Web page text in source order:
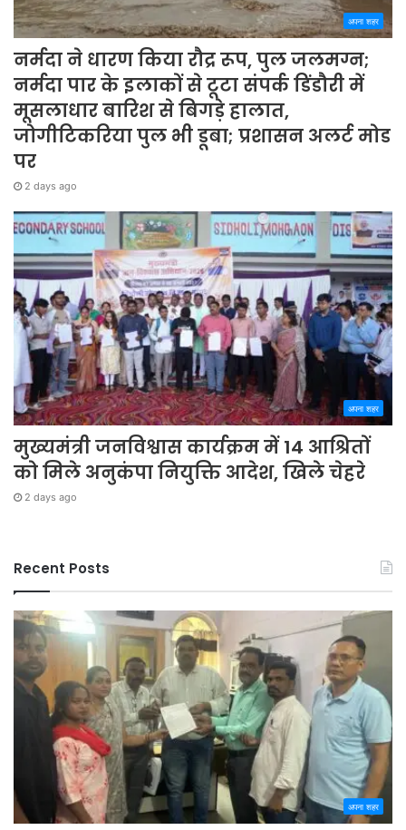
अपना शहर
नर्मदा ने धारण किया रौद्र रूप, पुल जलमग्न;
नर्मदा पार के इलाकों से टूटा संपर्क डिंडौरी में
मूसलाधार बारिश से बिगड़े हालात,
जोगीटिकरिया पुल भी डूबा; प्रशासन अलर्ट मोड
पर
2 days ago
अपना शहर
मुख्यमंत्री जनविश्वास कार्यक्रम में 14 आश्रितों
को मिले अनुकंपा नियुक्ति आदेश, खिले चेहरे
2 days ago
Recent Posts
अपना शहर